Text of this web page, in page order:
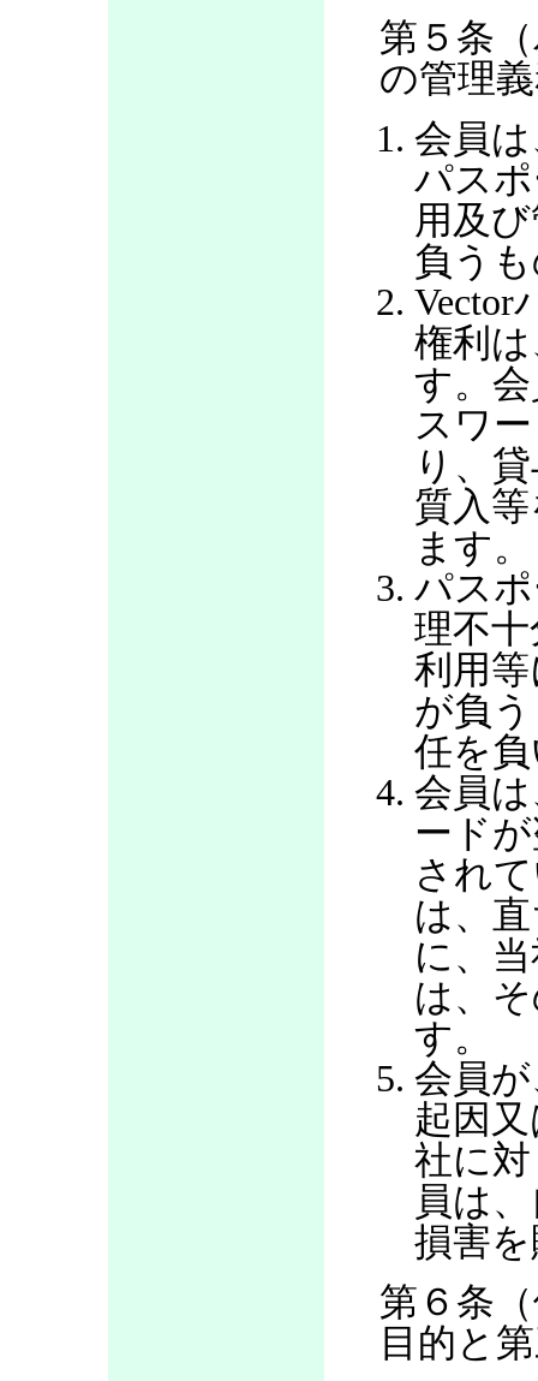
第５条
の管理
会員
パス
用及
負う
Vector
権利
す。
スワ
り、
質入
ます。
パス
理不
利用
が負
任を
会員
ード
され
は、
に、
は、
す。
会員
起因
社に
員は
損害
第６条
目的と